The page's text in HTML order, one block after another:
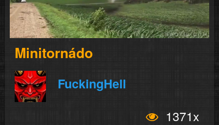
Video
Minitornádo
FuckingHell
1371x